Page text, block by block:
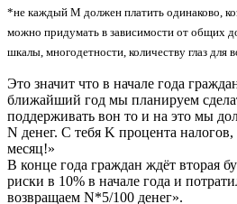
*не каждый M должен платить одинаково,
можно придумать в зависимости от общих
шкалы, многодетности, количеству глаз для
Это значит что в начале года
ближайший год мы планируем
поддерживать вон то и на это мы
N денег. С тебя K процента налогов,
месяц!»
В конце года граждан ждёт вторая
риски в 10% в начале года и
возвращаем N*5/100 денег».